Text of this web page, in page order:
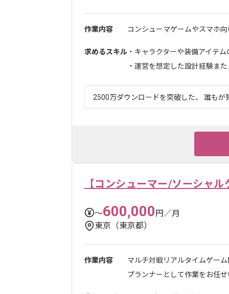
作業内容 コンシューマゲームやスマホ
求めるスキル ・キャラクターや装備アイテ
・運営を想定した設計経験また
2500万ダウンロードを突破した、 誰もが
【コンシューマー/ソーシャ
〜600,000円／月
東京（東京都）
作業内容
マルチ対戦リアルタイムゲー
プランナーとして作業をお任せ